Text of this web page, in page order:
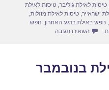
טיסות לאילת גוליבר,טיסות לאילת
ישראייר,טיסות לאילת מוזלות,
, נופש באילת ברגע האחרון, נופש
השאירו תגובה
בנובמבר